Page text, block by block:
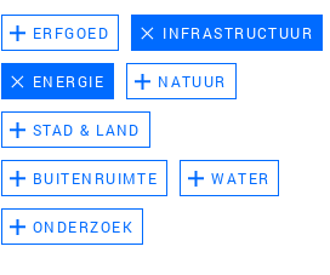
ERFGOED INFRASTRUCTUUR
ENERGIE NATUUR
STAD & LAND
BUITENRUIMTE WATER
ONDERZOEK